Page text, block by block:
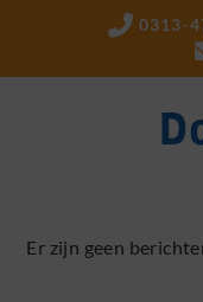
inhoud
0313-
Er zijn geen